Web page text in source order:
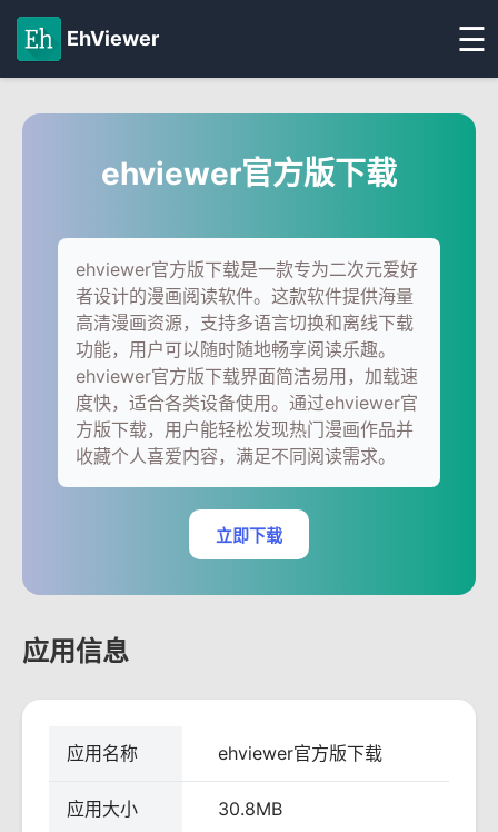
EhViewer ☰
ehviewer官方版下载
ehviewer官方版下载是一款专为二次元爱好
者设计的漫画阅读软件。这款软件提供海量
高清漫画资源，支持多语言切换和离线下载
功能，用户可以随时随地畅享阅读乐趣。
ehviewer官方版下载界面简洁易用，加载速
度快，适合各类设备使用。通过ehviewer官
方版下载，用户能轻松发现热门漫画作品并
收藏个人喜爱内容，满足不同阅读需求。
立即下载
应用信息
应用名称 ehviewer官方版下载
应用大小 30.8MB